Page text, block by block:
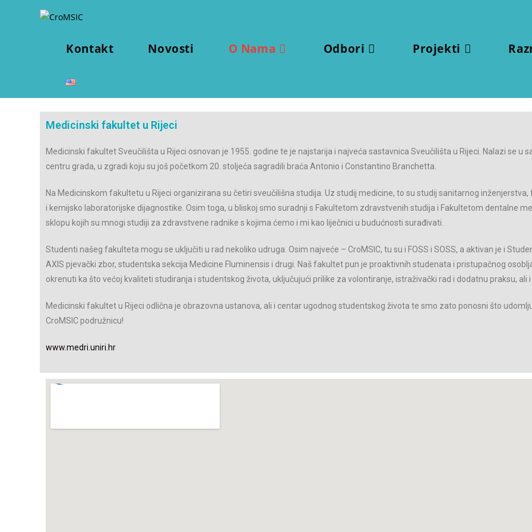
Kontakt Novosti O Nama Odbori Projekti
Medicinski fakultet u Rijeci
Medicinski fakultet Sveučilišta u Rijeci osnovan je 1955. godine te je najstarija i najveća sastavnica Sveučilišta u Rijeci. Nalazi se u
centru grada, u zgradi koju su još početkom 20. stoljeća sagradili braća Antonio i Constantino Branchetta.
Na Medicinskom fakultetu u Rijeci organizirana su četiri sveučilišna studija. Uz studij medicine, to su studij sanitarnog inženjerstva,
i kemijsko laboratorijske dijagnostike. Osim toga, u bliskoj smo suradnji s Fakultetom zdravstvenih studija i Fakultetom dentalne
sklopu kojih su mnogi studiji za zdravstvene radnike s kojima ćemo i mi kao liječnici u budućnosti surađivati.
Studenti našeg fakulteta mogu se uključiti u rad nekoliko udruga. Osim najveće – CroMSIC, tu su i FOSS i SOSS, a aktivan je i
AXIS pjevački zbor, studentska sekcija Medicine Fluminensis i drugi. Naš fakultet pun je proaktivnih studenata i pristupačnog
okrenuti ka što većoj kvaliteti studiranja i studentskog života, uključujući prilike za volontiranje, istraživački rad i dodatnu praksu, ali i
Medicinski fakultet u Rijeci odlična je obrazovna ustanova, ali i centar ugodnog studentskog života te smo zato ponosni što
CroMSIC podružnicu!
www.medri.uniri.hr